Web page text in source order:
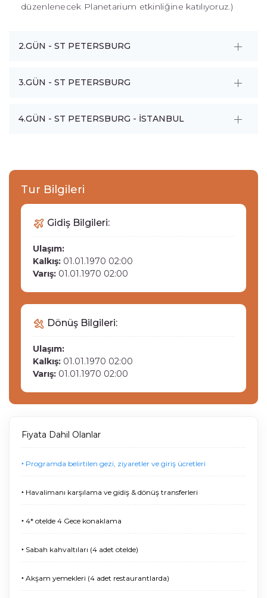
düzenlenecek Planetarium etkinliğine katılıyoruz.)
2.GÜN - ST PETERSBURG
3.GÜN - ST PETERSBURG
4.GÜN - ST PETERSBURG - İSTANBUL
Tur Bilgileri
Gidiş Bilgileri:
Ulaşım:
Kalkış: 01.01.1970 02:00
Varış: 01.01.1970 02:00
Dönüş Bilgileri:
Ulaşım:
Kalkış: 01.01.1970 02:00
Varış: 01.01.1970 02:00
Fiyata Dahil Olanlar
‣ Programda belirtilen gezi, ziyaretler ve giriş ücretleri
‣ Havalimanı karşılama ve gidiş & dönüş transferleri
‣ 4* otelde 4 Gece konaklama
‣ Sabah kahvaltıları (4 adet otelde)
‣ Akşam yemekleri (4 adet restaurantlarda)